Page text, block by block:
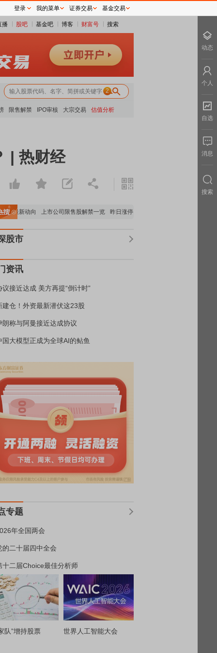
播 股吧 基金吧 博客 财富号 搜索
2
限售解禁 IPO审核 大宗交易 估值分析
| 热财经
最新动向 上市公司限售股解禁一览 昨日涨停 电力板块走强
股市
资讯
议接近达成 美方再提“倒计时”
建仓！外资最新潜伏这23股
朗称与阿曼接近达成协议
国大模型正成为全球AI的鲇鱼
专题
年全国两会
的二十届四中全会
十二届Choice最佳分析师
队”增持股票 世界人工智能大会
登录 我的菜单 证券交易 基金交易
动态
个人
自选
消息
搜索